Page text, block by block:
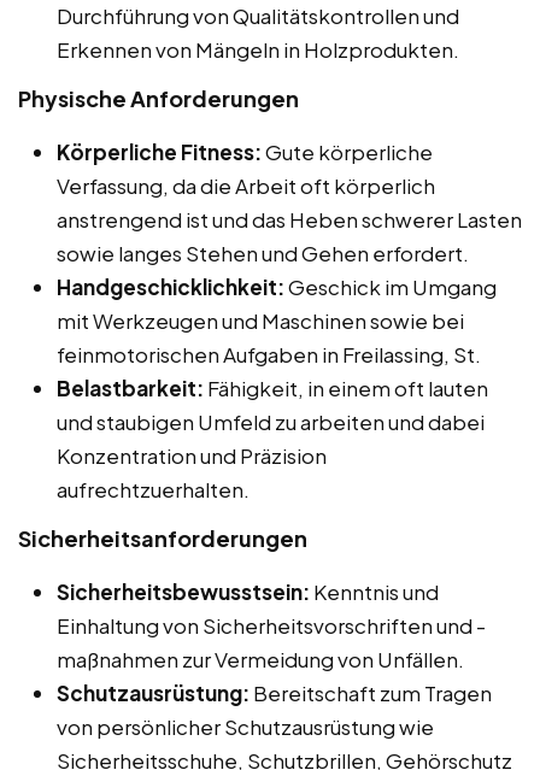
Durchführung von Qualitätskontrollen und
Erkennen von Mängeln in Holzprodukten.
Physische Anforderungen
Körperliche Fitness:Gute körperliche
Verfassung, da die Arbeit oft körperlich
anstrengend ist und das Heben schwerer Lasten
sowie langes Stehen und Gehen erfordert.
Handgeschicklichkeit:Geschick im Umgang
mit Werkzeugen und Maschinen sowie bei
feinmotorischen Aufgaben in Freilassing, St.
Belastbarkeit: Fähigkeit, in einem oft lauten
und staubigen Umfeld zu arbeiten und dabei
Konzentration und Präzision
aufrechtzuerhalten.
Sicherheitsanforderungen
Sicherheitsbewusstsein: Kenntnis und
Einhaltung von Sicherheitsvorschriften und -
maßnahmen zur Vermeidung von Unfällen.
Schutzausrüstung: Bereitschaft zum Tragen
von persönlicher Schutzausrüstung wie
Sicherheitsschuhe, Schutzbrillen, Gehörschutz